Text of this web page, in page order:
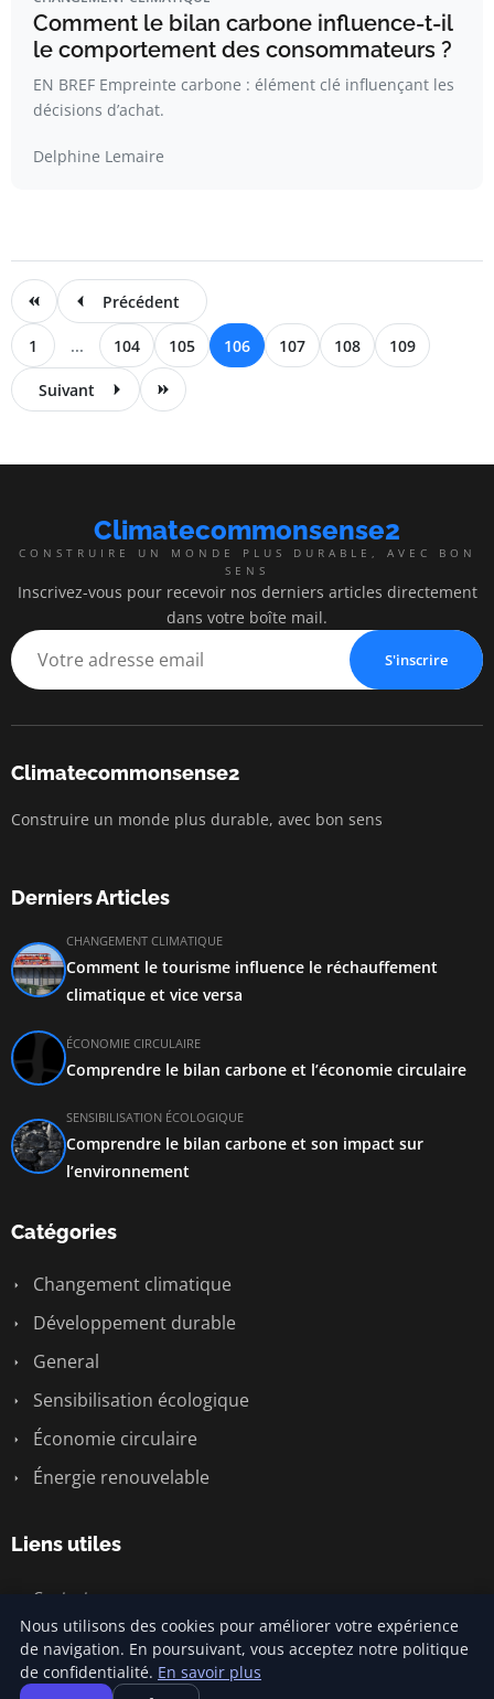
Comment le bilan carbone influence-t-il
le comportement des consommateurs ?
EN BREF Empreinte carbone : élément clé influençant les
décisions d’achat.
Delphine Lemaire
Précédent
1 ... 104 105 106 107 108 109
Suivant
Climatecommonsense2
CONSTRUIRE UN MONDE PLUS DURABLE, AVEC BON
SENS
Inscrivez-vous pour recevoir nos derniers articles directement
dans votre boîte mail.
S'inscrire
Climatecommonsense2
Construire un monde plus durable, avec bon sens
Derniers Articles
CHANGEMENT CLIMATIQUE
Comment le tourisme influence le réchauffement
climatique et vice versa
ÉCONOMIE CIRCULAIRE
Comprendre le bilan carbone et l’économie circulaire
SENSIBILISATION ÉCOLOGIQUE
Comprendre le bilan carbone et son impact sur
l’environnement
Catégories
Changement climatique
Développement durable
General
Sensibilisation écologique
Économie circulaire
Énergie renouvelable
Liens utiles
Contact
© 2026 Climatecommonsense2. Tous droits réservés.
Nous utilisons des cookies pour améliorer votre expérience
de navigation. En poursuivant, vous acceptez notre politique
de confidentialité. En savoir plus